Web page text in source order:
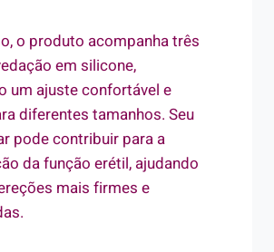
o produto acompanha três
em silicone,
um ajuste confortável e
diferentes tamanhos. Seu
pode contribuir para a
da função erétil, ajudando
mais firmes e